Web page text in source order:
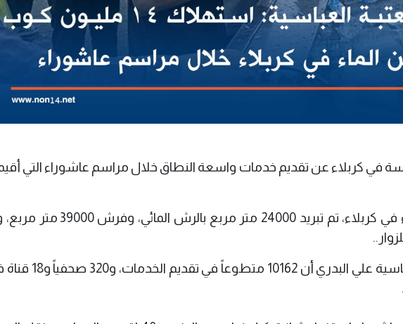
في كربلاء عن تقديم خدمات واسعة النطاق خلال مراسم عاشوراء التي
فخلال أيام مراسم عاشوراء في كربلاء، تم تبريد 24000 متر مربع
وأعلن مدير اعلام العتبة العباسية علي